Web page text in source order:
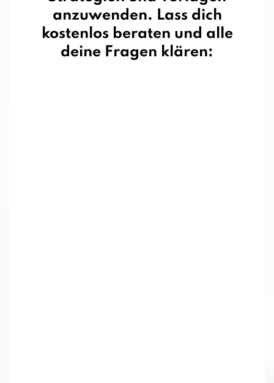
anzuwenden. Lass dich
kostenlos beraten und alle
deine Fragen klären: